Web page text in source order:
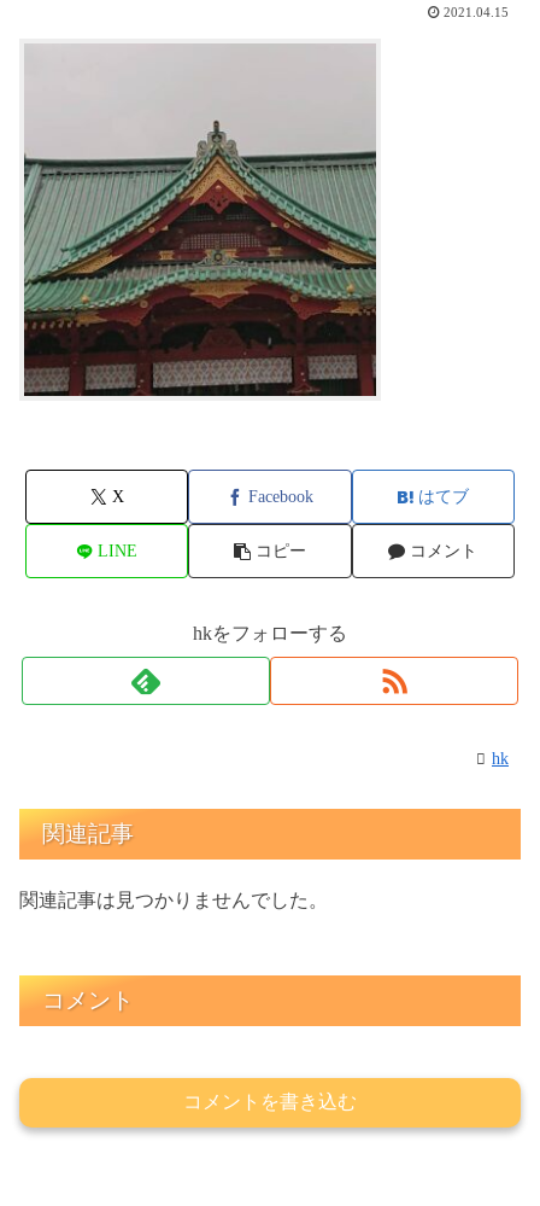
2021.04.15
X Facebook はてブ
LINE コピー コメント
hkをフォローする
hk
関連記事
関連記事は見つかりませんでした。
コメント
コメントを書き込む